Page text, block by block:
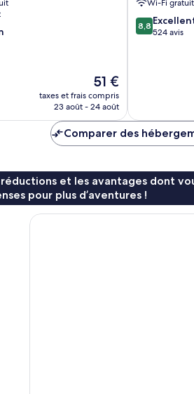
Le
nouveau
prix
de
51 €
taxes et frais compris
23 août - 24 août
Centre
Wi-Fi gratuit
8.8
sur
8,8
524 avis
Comparer des
et les avantages dont
pour plus d’aventures !